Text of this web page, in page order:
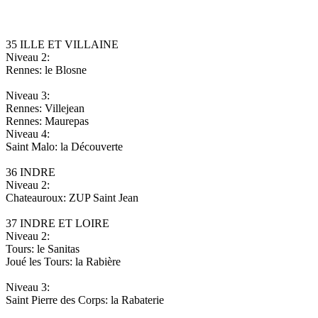
35 ILLE ET VILLAINE
Niveau 2:
Rennes: le Blosne
Niveau 3:
Rennes: Villejean
Rennes: Maurepas
Niveau 4:
Saint Malo: la Découverte
36 INDRE
Niveau 2:
Chateauroux: ZUP Saint Jean
37 INDRE ET LOIRE
Niveau 2:
Tours: le Sanitas
Joué les Tours: la Rabière
Niveau 3:
Saint Pierre des Corps: la Rabaterie